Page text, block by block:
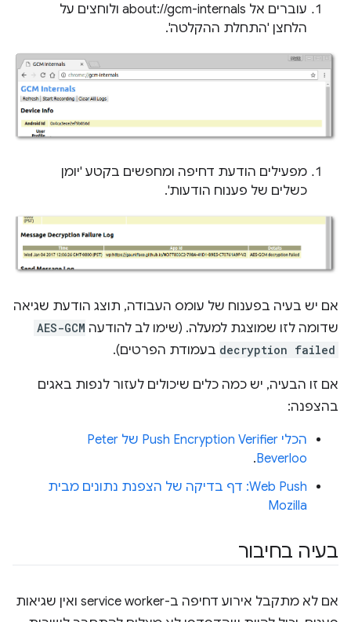
עוברים אל about://gcm-internals ולוחצים על
הלחצן 'התחלת ההקלטה'.
מפעילים הודעת דחיפה ומחפשים בקטע 'יומן
כשלים של פענוח הודעות'.
אם יש בעיה בפענוח של עומס העבודה, תוצג הודעת שגיאה
שדומה לזו שמוצגת למעלה. (שימו לב להודעה AES-GCM
decryption failed בעמודת הפרטים).
אם זו הבעיה, יש כמה כלים שיכולים לעזור לנפות באגים
בהצפנה:
הכלי Push Encryption Verifier של Peter
Beverloo
.
Web Push: דף בדיקה של הצפנת נתונים מבית
Mozilla
בעיה בחיבור
אם לא מתקבל אירוע דחיפה ב-service worker ואין שגיאות